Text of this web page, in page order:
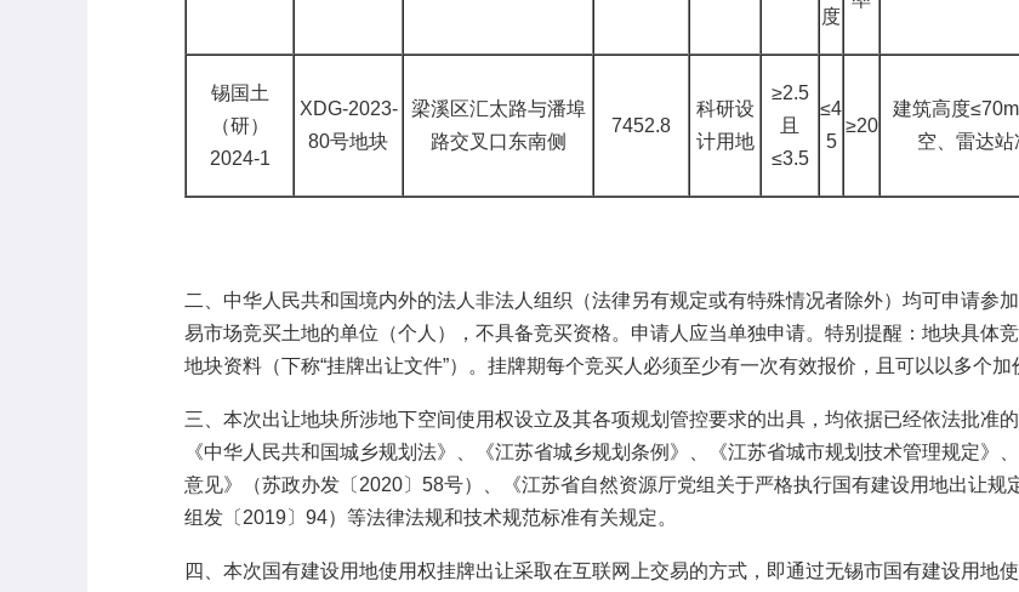
度
锡国土
（研）
2024-1
XDG-2023-
80号地块
梁溪区汇太路与潘埠
路交叉口东南侧
7452.8
科研设
计用地
≥2.5
且
≤3.5
≤4
5
≥20
建筑高度
空、雷达站
二、中华人民共和国境内外的法人非法人组织（法律另有规定或有特殊情况者除外）均可申请参
易市场竞买土地的单位（个人），不具备竞买资格。申请人应当单独申请。特别提醒：地块具体
地块资料（下称“挂牌出让文件”）。挂牌期每个竞买人必须至少有一次有效报价，且可以以多个加
三、本次出让地块所涉地下空间使用权设立及其各项规划管控要求的出具，均依据已经依法批准
《中华人民共和国城乡规划法》、《江苏省城乡规划条例》、《江苏省城市规划技术管理规定》、
意见》（苏政办发〔 2020〕58号）、《江苏省自然资源厅党组关于严格执行国有建设用地出让
组发〔2019〕94）等法律法规和技术规范标准有关规定。
四、本次国有建设用地使用权挂牌出让采取在互联网上交易的方式，即通过无锡市国有建设用地